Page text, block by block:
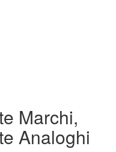
Marchi,
Analoghi